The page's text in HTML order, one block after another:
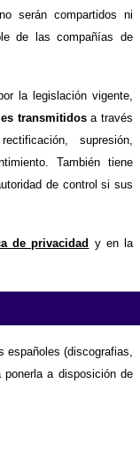
serán compartidos ni
de las compañías de
la legislación vigente,
transmitidosa través
supresión,
También tiene
de control si sus
de privacidad y en la
españoles (discografias,
a disposición de